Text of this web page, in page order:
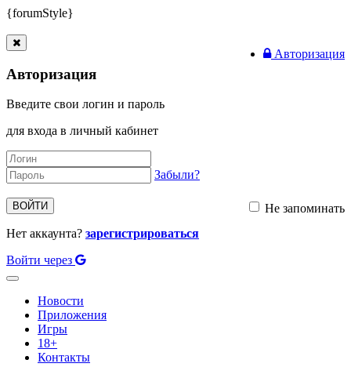
{forumStyle}
Авторизация
Авторизация
Введите свои логин и пароль
для входа в личный кабинет
Забыли?
ВОЙТИ
Не запоминать
Нет аккаунта? зарегистрироваться
Войти через
Toggle
navigationНовости
Приложения
Игры
18+
Контакты